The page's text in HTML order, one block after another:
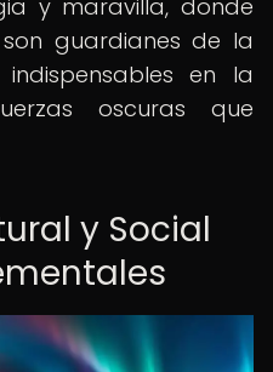
y maravilla, donde
son guardianes de la
en la
oscuras que
y Social